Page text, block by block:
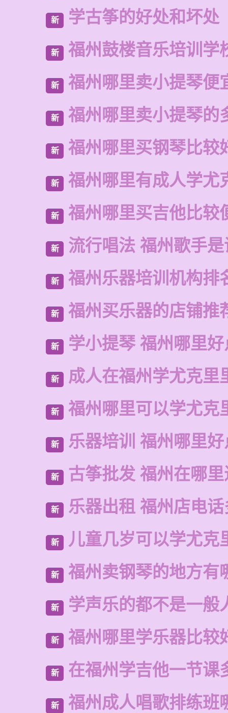
新 学古筝的好处和坏处
新 福州鼓楼音乐培训学
新 福州哪里卖小提琴便
新 福州哪里卖小提琴的
新 福州哪里买钢琴比较
新 福州哪里有成人学尤
新 福州哪里买吉他比较
新 流行唱法 福州歌手
新 福州乐器培训机构排
新 福州买乐器的店铺推
新 学小提琴 福州哪里
新 成人在福州学尤克里
新 福州哪里可以学尤克
新 乐器培训 福州哪里
新 古筝批发 福州在哪
新 乐器出租 福州店电
新 儿童几岁可以学尤克
新 福州卖钢琴的地方有
新 学声乐的都不是一般
新 福州哪里学乐器比较
新 在福州学吉他一节课
新 福州成人唱歌排练班